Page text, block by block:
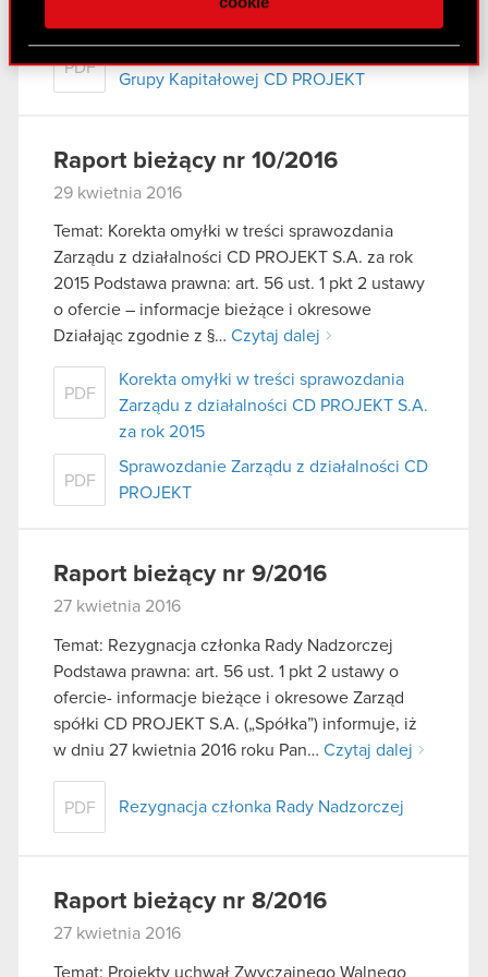
Partnerzy mogą połączyć te informacje z innymi
danymi otrzymanymi od Ciebie lub uzyskanymi
podczas korzystania z ich usług. Kontynuując
używanie plików cookie.
PDF
Grupy Kapitałowej CD PROJEKT
Raport bieżący nr 10/2016
29 kwietnia 2016
Temat: Korekta omyłki w treści sprawozdania
Zarządu z działalności CD PROJEKT S.A. za rok
2015 Podstawa prawna: art. 56 ust. 1 pkt 2 ustawy
o ofercie – informacje bieżące i okresowe
Działając zgodnie z §… Czytaj dalej
PDF
Korekta omyłki w treści sprawozdania
Zarządu z działalności CD PROJEKT S.A.
za rok 2015
PDF
Sprawozdanie Zarządu z działalności CD
PROJEKT
Raport bieżący nr 9/2016
27 kwietnia 2016
Temat: Rezygnacja członka Rady Nadzorczej
Podstawa prawna: art. 56 ust. 1 pkt 2 ustawy o
ofercie- informacje bieżące i okresowe Zarząd
spółki CD PROJEKT S.A. („Spółka”) informuje, iż
w dniu 27 kwietnia 2016 roku Pan… Czytaj dalej
PDF Rezygnacja członka Rady Nadzorczej
Raport bieżący nr 8/2016
27 kwietnia 2016
Temat: Projekty uchwał Zwyczajnego Walnego